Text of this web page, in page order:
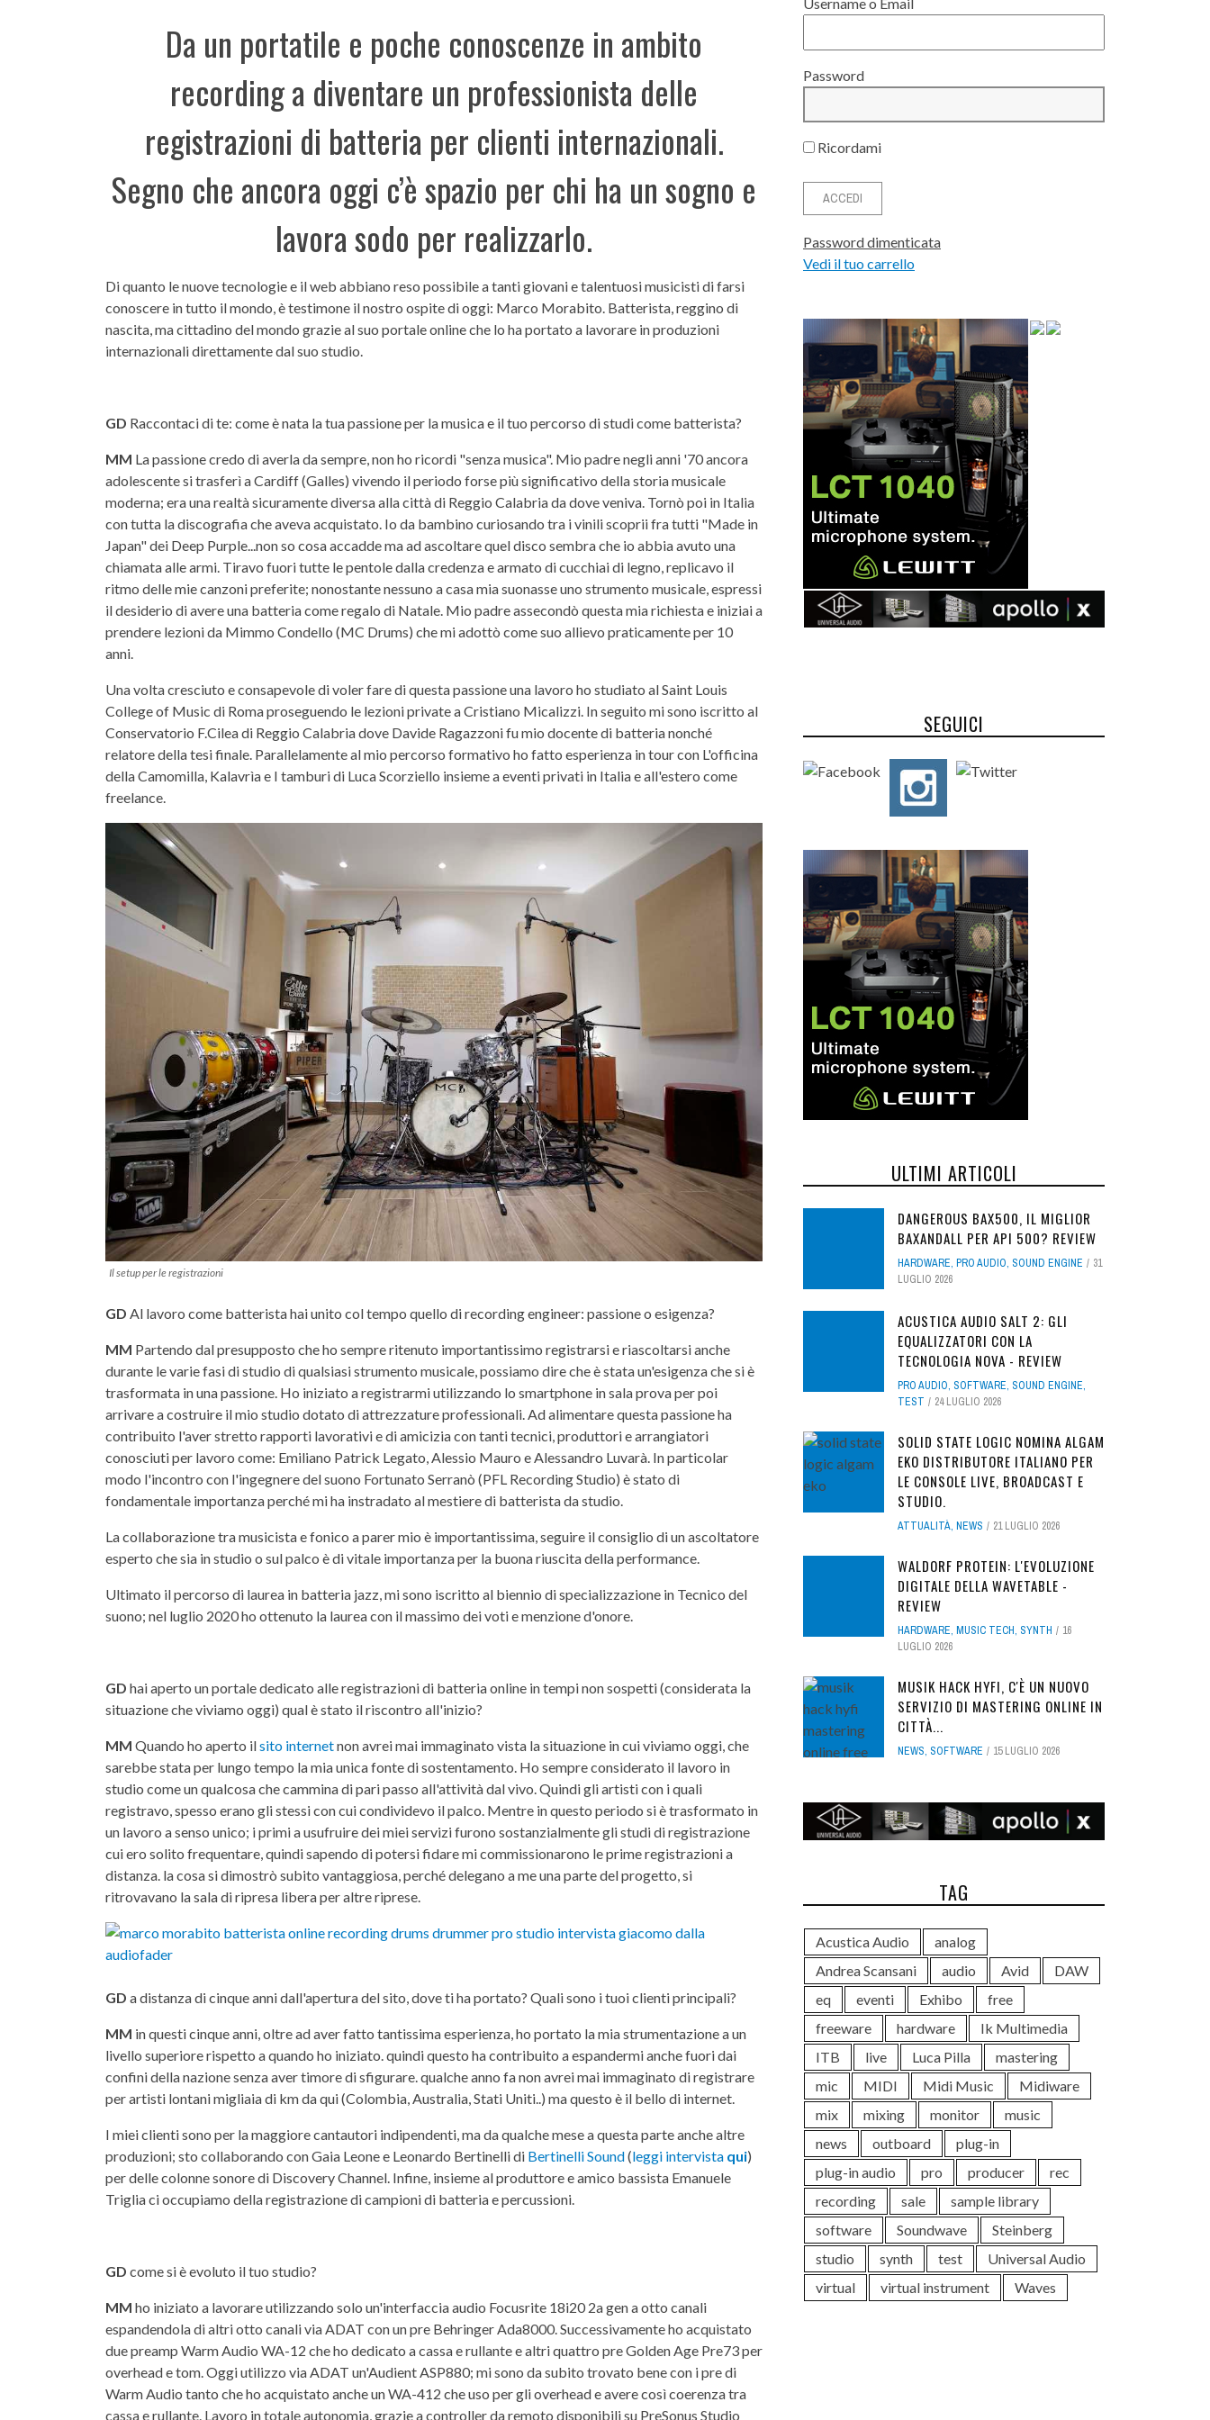
Da un portatile e poche conoscenze in ambito
recording a diventare un professionista delle
registrazioni di batteria per clienti internazionali.
Segno che ancora oggi c’è spazio per chi ha un sogno e
lavora sodo per realizzarlo.
Di quanto le nuove tecnologie e il web abbiano reso possibile a tanti giovani e talentuosi musicisti di farsi
conoscere in tutto il mondo, è testimone il nostro ospite di oggi: Marco Morabito. Batterista, reggino di
nascita, ma cittadino del mondo grazie al suo portale online che lo ha portato a lavorare in produzioni
internazionali direttamente dal suo studio.
GD Raccontaci di te: come è nata la tua passione per la musica e il tuo percorso di studi come batterista?
MM La passione credo di averla da sempre, non ho ricordi "senza musica". Mio padre negli anni '70 ancora
adolescente si trasferì a Cardiff (Galles) vivendo il periodo forse più significativo della storia musicale
moderna; era una realtà sicuramente diversa alla città di Reggio Calabria da dove veniva. Tornò poi in Italia
con tutta la discografia che aveva acquistato. Io da bambino curiosando tra i vinili scoprii fra tutti "Made in
Japan" dei Deep Purple...non so cosa accadde ma ad ascoltare quel disco sembra che io abbia avuto una
chiamata alle armi. Tiravo fuori tutte le pentole dalla credenza e armato di cucchiai di legno, replicavo il
ritmo delle mie canzoni preferite; nonostante nessuno a casa mia suonasse uno strumento musicale, espressi
il desiderio di avere una batteria come regalo di Natale. Mio padre assecondò questa mia richiesta e iniziai a
prendere lezioni da Mimmo Condello (MC Drums) che mi adottò come suo allievo praticamente per 10
anni.
Una volta cresciuto e consapevole di voler fare di questa passione una lavoro ho studiato al Saint Louis
College of Music di Roma proseguendo le lezioni private a Cristiano Micalizzi. In seguito mi sono iscritto al
Conservatorio F.Cilea di Reggio Calabria dove Davide Ragazzoni fu mio docente di batteria nonché
relatore della tesi finale. Parallelamente al mio percorso formativo ho fatto esperienza in tour con L'officina
della Camomilla, Kalavrìa e I tamburi di Luca Scorziello insieme a eventi privati in Italia e all'estero come
freelance.
Il setup per le registrazioni
GD Al lavoro come batterista hai unito col tempo quello di recording engineer: passione o esigenza?
MM Partendo dal presupposto che ho sempre ritenuto importantissimo registrarsi e riascoltarsi anche
durante le varie fasi di studio di qualsiasi strumento musicale, possiamo dire che è stata un'esigenza che si è
trasformata in una passione. Ho iniziato a registrarmi utilizzando lo smartphone in sala prova per poi
arrivare a costruire il mio studio dotato di attrezzature professionali. Ad alimentare questa passione ha
contribuito l'aver stretto rapporti lavorativi e di amicizia con tanti tecnici, produttori e arrangiatori
conosciuti per lavoro come: Emiliano Patrick Legato, Alessio Mauro e Alessandro Luvarà. In particolar
modo l'incontro con l'ingegnere del suono Fortunato Serranò (PFL Recording Studio) è stato di
fondamentale importanza perché mi ha instradato al mestiere di batterista da studio.
La collaborazione tra musicista e fonico a parer mio è importantissima, seguire il consiglio di un ascoltatore
esperto che sia in studio o sul palco è di vitale importanza per la buona riuscita della performance.
Ultimato il percorso di laurea in batteria jazz, mi sono iscritto al biennio di specializzazione in Tecnico del
suono; nel luglio 2020 ho ottenuto la laurea con il massimo dei voti e menzione d'onore.
GD hai aperto un portale dedicato alle registrazioni di batteria online in tempi non sospetti (considerata la
situazione che viviamo oggi) qual è stato il riscontro all'inizio?
MM Quando ho aperto ilsito internetnon avrei mai immaginato vista la situazione in cui viviamo oggi, che
sarebbe stata per lungo tempo la mia unica fonte di sostentamento. Ho sempre considerato il lavoro in
studio come un qualcosa che cammina di pari passo all'attività dal vivo. Quindi gli artisti con i quali
registravo, spesso erano gli stessi con cui condividevo il palco. Mentre in questo periodo si è trasformato in
un lavoro a senso unico; i primi a usufruire dei miei servizi furono sostanzialmente gli studi di registrazione
cui ero solito frequentare, quindi sapendo di potersi fidare mi commissionarono le prime registrazioni a
distanza. la cosa si dimostrò subito vantaggiosa, perché delegano a me una parte del progetto, si
ritrovavano la sala di ripresa libera per altre riprese.
GD a distanza di cinque anni dall'apertura del sito, dove ti ha portato? Quali sono i tuoi clienti principali?
MM in questi cinque anni, oltre ad aver fatto tantissima esperienza, ho portato la mia strumentazione a un
livello superiore rispetto a quando ho iniziato. quindi questo ha contribuito a espandermi anche fuori dai
confini della nazione senza aver timore di sfigurare. qualche anno fa non avrei mai immaginato di registrare
per artisti lontani migliaia di km da qui (Colombia, Australia, Stati Uniti..) ma questo è il bello di internet.
I miei clienti sono per la maggiore cantautori indipendenti, ma da qualche mese a questa parte anche altre
produzioni; sto collaborando con Gaia Leone e Leonardo Bertinelli di Bertinelli Sound(leggi intervista qui)
per delle colonne sonore di Discovery Channel. Infine, insieme al produttore e amico bassista Emanuele
Triglia ci occupiamo della registrazione di campioni di batteria e percussioni.
GD come si è evoluto il tuo studio?
MM ho iniziato a lavorare utilizzando solo un'interfaccia audio Focusrite 18i20 2a gen a otto canali
espandendola di altri otto canali via ADAT con un pre Behringer Ada8000. Successivamente ho acquistato
due preamp Warm Audio WA-12 che ho dedicato a cassa e rullante e altri quattro pre Golden Age Pre73 per
overhead e tom. Oggi utilizzo via ADAT un'Audient ASP880; mi sono da subito trovato bene con i pre di
Warm Audio tanto che ho acquistato anche un WA-412 che uso per gli overhead e avere così coerenza tra
cassa e rullante. Lavoro in totale autonomia, grazie a controller da remoto disponibili su PreSonus Studio
Password
Ricordami
Password dimenticata
Vedi il tuo carrello
SEGUICI
ULTIMI ARTICOLI
DANGEROUS BAX500, IL MIGLIOR
BAXANDALL PER API 500? REVIEW
HARDWARE, PRO AUDIO, SOUND ENGINE
31
LUGLIO 2026
ACUSTICA AUDIO SALT 2: GLI
EQUALIZZATORI CON LA
TECNOLOGIA NOVA - REVIEW
PRO AUDIO, SOFTWARE, SOUND ENGINE,
TEST
24 LUGLIO 2026
SOLID STATE LOGIC NOMINA ALGAM
EKO DISTRIBUTORE ITALIANO PER
LE CONSOLE LIVE, BROADCAST E
STUDIO.
ATTUALITÀ, NEWS 21 LUGLIO 2026
WALDORF PROTEIN: L'EVOLUZIONE
DIGITALE DELLA WAVETABLE -
REVIEW
HARDWARE, MUSIC TECH, SYNTH
16
LUGLIO 2026
MUSIK HACK HYFI, C'È UN NUOVO
SERVIZIO DI MASTERING ONLINE IN
CITTÀ...
NEWS, SOFTWARE 15 LUGLIO 2026
TAG
Acustica Audio
analog
Andrea Scansani
audio Avid
DAW
eq
eventi Exhibo
free
freeware
hardware
Ik Multimedia
ITB
live Luca Pilla
mastering
mic
MIDI Midi Music
Midiware
mix
mixing monitor
music
news
outboard
plug-in
plug-in audio
pro producer
rec
recording
sale
sample library
software
Soundwave
Steinberg
studio
synth test
Universal Audio
virtual
virtual instrument Waves